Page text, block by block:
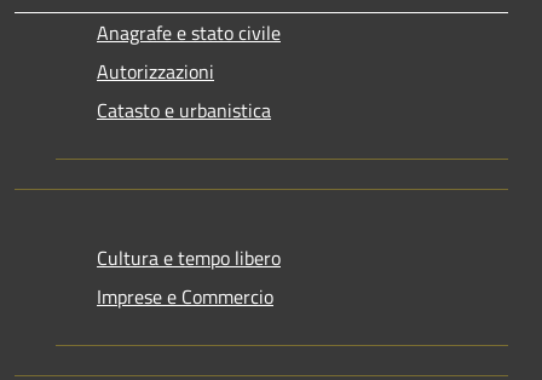
Anagrafe e stato civile
Autorizzazioni
Catasto e urbanistica
Cultura e tempo libero
Imprese e Commercio